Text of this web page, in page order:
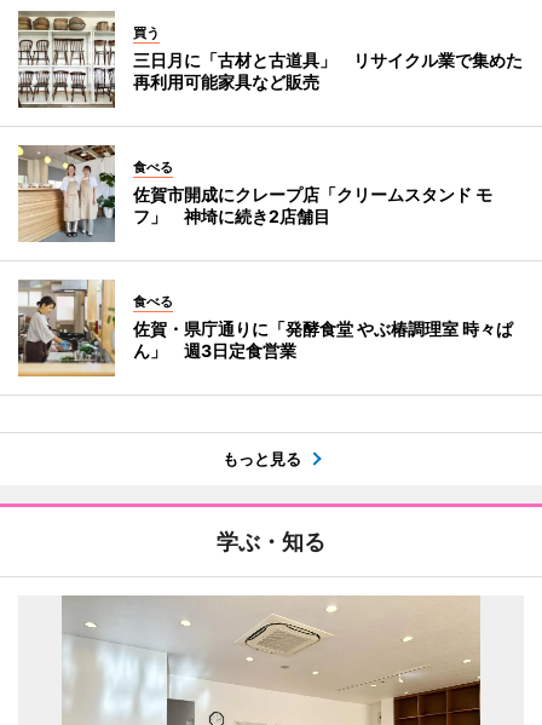
買う
三日月に「古材と古道具」 リサイクル業で集めた
再利用可能家具など販売
食べる
佐賀市開成にクレープ店「クリームスタンド モ
フ」 神埼に続き2店舗目
食べる
佐賀・県庁通りに「発酵食堂 やぶ椿調理室 時々ぱ
ん」 週3日定食営業
もっと見る
学ぶ・知る